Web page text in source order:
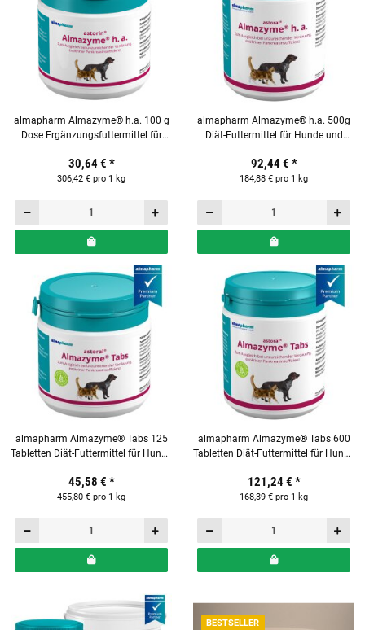
almapharm Almazyme® h.a. 100 g
Dose Ergänzungsfuttermittel für
30,64 € *
306,42 € pro 1 kg
almapharm Almazyme® h.a. 500g
Diät-Futtermittel für Hunde und
92,44 € *
184,88 € pro 1 kg
almapharm Almazyme® Tabs 125
Tabletten Diät-Futtermittel für Hunde
45,58 € *
455,80 € pro 1 kg
almapharm Almazyme® Tabs 600
Tabletten Diät-Futtermittel für Hunde
121,24 € *
168,39 € pro 1 kg
BESTSELLER